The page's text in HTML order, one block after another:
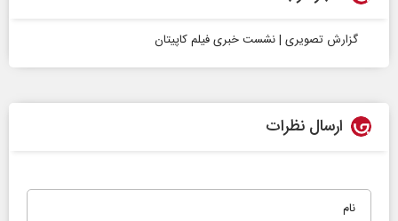
گزارش تصویری | نشست خبری فیلم کاپیتان
ارسال نظرات